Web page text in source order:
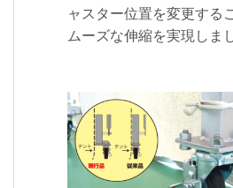
ャスター位置を変更する
ムーズな伸縮を実現しま